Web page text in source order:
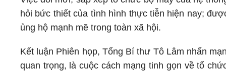
hỏi bức thiết của tình hình thực tiễn hiện nay;
ủng hộ mạnh mẽ trong toàn xã hội.
Kết luận Phiên họp, Tổng Bí thư Tô Lâm nhấn
quan trọng, là cuộc cách mạng tinh gọn về tổ